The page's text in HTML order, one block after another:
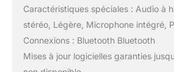
Caractéristiques spéciales : Audio à
stéréo, Légère, Microphone intégré,
Connexions : Bluetooth Bluetooth
Mises à jour logicielles garanties